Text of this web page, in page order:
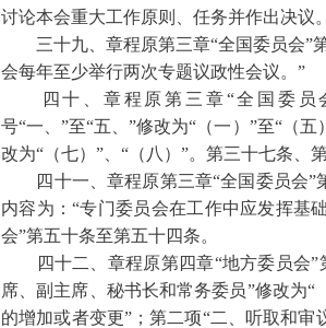
讨论本会重大工作原则、任务并作出决议
三十九、章程原第三章“全国委员会”第
会每年至少举行两次专题议政性会议。”
四十、章程原第三章“全国委员
号“一、”至“五、”修改为“（一）”至“（
改为“（七）”、“（八）”。第三十七条、
四十一、章程原第三章“全国委员会”
内容为：“专门委员会在工作中应发挥基
会”第五十条至第五十四条。
四十二、章程原第四章“地方委员会”
席、副主席、秘书长和常务委员”修改为
的增加或者变更”；第二项“二、听取和